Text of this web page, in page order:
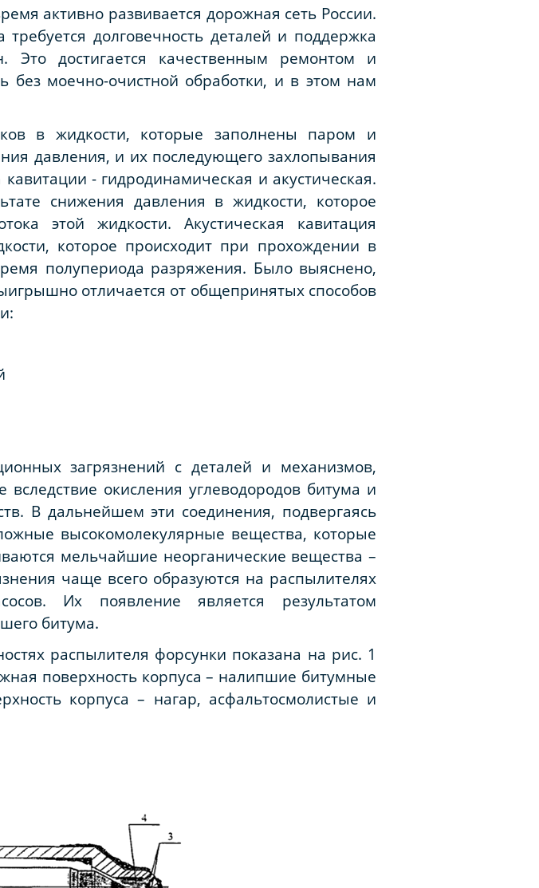
активно развивается дорожная сеть России.
долговечность деталей и поддержка
Это достигается качественным ремонтом и
моечно-очистной обработки, и в этом нам
в жидкости, которые заполнены паром и
давления, и их последующего захлопывания
- гидродинамическая и акустическая.
снижения давления в жидкости, которое
этой жидкости. Акустическая кавитация
которое происходит при прохождении в
полупериода разряжения. Было выяснено,
отличается от общепринятых способов
загрязнений с деталей и механизмов,
окисления углеводородов битума и
В дальнейшем эти соединения, подвергаясь
высокомолекулярные вещества, которые
мельчайшие неорганические вещества –
чаще всего образуются на распылителях
Их появление является результатом
битума.
распылителя форсунки показана на рис. 1
поверхность корпуса – налипшие битумные
корпуса – нагар, асфальтосмолистые и